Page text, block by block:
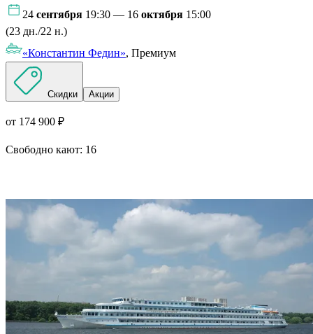
24 сентября 19:30 — 16 октября 15:00
(23 дн./22 н.)
«Константин Федин», Премиум
Скидки Акции
от 174 900 ₽
Свободно кают: 16